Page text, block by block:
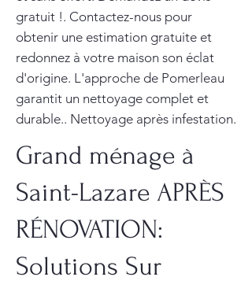
gratuit !. Contactez-nous pour
obtenir une estimation gratuite et
redonnez à votre maison son éclat
d'origine. L'approche de Pomerleau
garantit un nettoyage complet et
durable.. Nettoyage après infestation.
Grand ménage à
Saint-Lazare APRÈS
RÉNOVATION:
Solutions Sur